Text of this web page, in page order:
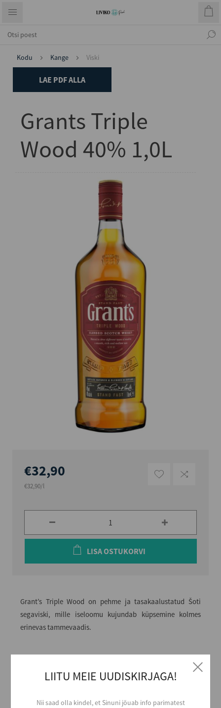
Kodu Kange Viski
LAE PDF ALLA
Grants Triple
Wood 40% 1,0L
€32,90
€32,90/l
LISA OSTUKORVI
Grant’s Triple Wood on pehme ja tasakaalustatud Šoti
segaviski, mille iseloomu kujundab küpsemine kolmes
erinevas tammevaadis.
Viski
LIITU MEIE UUDISKIRJAGA!
Nii saad olla kindel, et Sinuni jõuab info parimatest